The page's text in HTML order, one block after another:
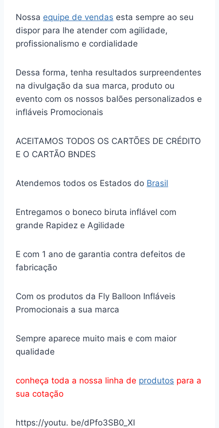
Nossa equipe de vendas esta sempre ao seu
dispor para lhe atender com agilidade,
profissionalismo e cordialidade
Dessa forma, tenha resultados surpreendentes
na divulgação da sua marca, produto ou
evento com os nossos balões personalizados e
infláveis Promocionais
ACEITAMOS TODOS OS CARTÕES DE CRÉDITO
E O CARTÃO BNDES
Atendemos todos os Estados do Brasil
Entregamos o boneco biruta inflável com
grande Rapidez e Agilidade
E com 1 ano de garantia contra defeitos de
fabricação
Com os produtos da Fly Balloon Infláveis
Promocionais a sua marca
Sempre aparece muito mais e com maior
qualidade
conheça toda a nossa linha de produtos para a
sua cotação
https://youtu. be/dPfo3SB0_XI